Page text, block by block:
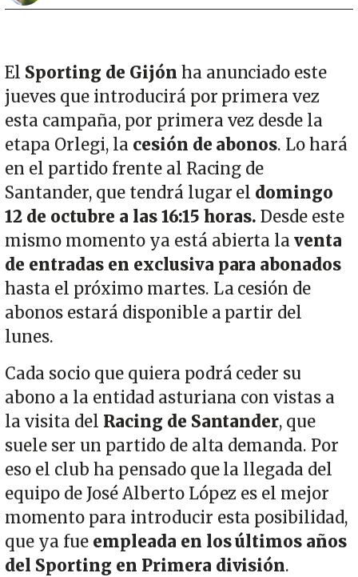
El Sporting de Gijón ha anunciado este
jueves que introducirá por primera vez
esta campaña, por primera vez desde la
etapa Orlegi, la cesión de abonos. Lo hará
en el partido frente al Racing de
Santander, que tendrá lugar el domingo
12 de octubre a las 16:15 horas. Desde este
mismo momento ya está abierta laventa
de entradas en exclusiva para abonados
hasta el próximo martes. La cesión de
abonos estará disponible a partir del
lunes.
Cada socio que quiera podrá ceder su
abono a la entidad asturiana con vistas a
la visita del Racing de Santander, que
suele ser un partido de alta demanda. Por
eso el club ha pensado que la llegada del
equipo de José Alberto López es el mejor
momento para introducir esta posibilidad,
que ya fueempleada en los últimos años
del Sporting en Primera división.